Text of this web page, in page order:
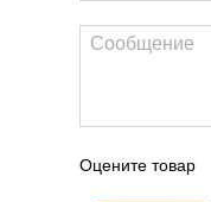
Оцените товар